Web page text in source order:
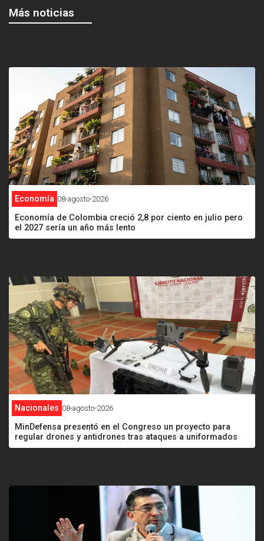
Más noticias
Economía 08-agosto-2026
Economía de Colombia creció 2,8 por ciento en julio pero
el 2027 sería un año más lento
Nacionales 08-agosto-2026
MinDefensa presentó en el Congreso un proyecto para
regular drones y antidrones tras ataques a uniformados